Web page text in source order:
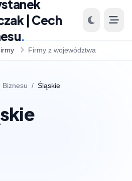
| Cech
.
Firmy z województwa
Biznesu / Śląskie